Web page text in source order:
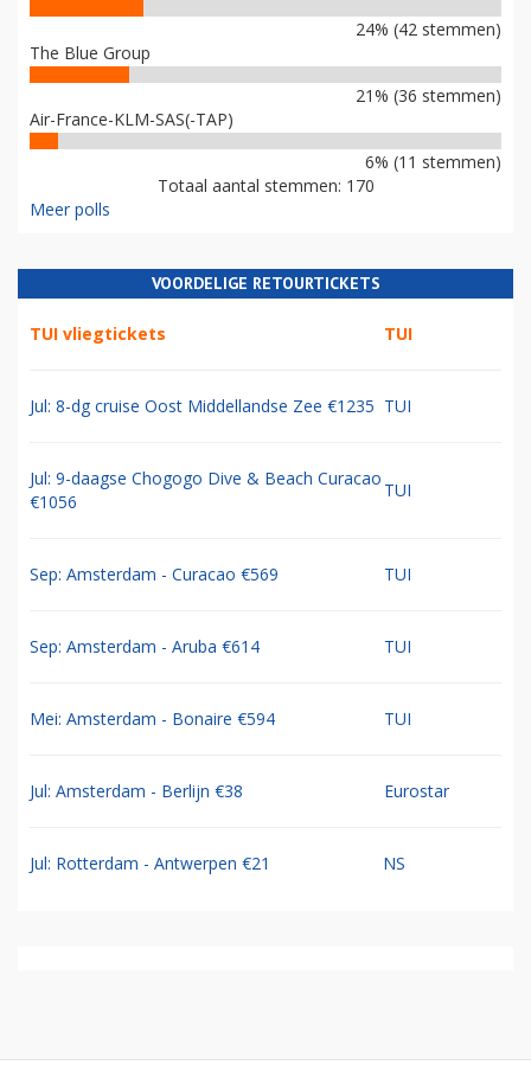
24% (42 stemmen)
The Blue Group
21% (36 stemmen)
Air-France-KLM-SAS(-TAP)
6% (11 stemmen)
Totaal aantal stemmen: 170
Meer polls
VOORDELIGE RETOURTICKETS
TUI vliegtickets TUI
Jul: 8-dg cruise Oost Middellandse Zee €1235 TUI
Jul: 9-daagse Chogogo Dive & Beach Curacao
€1056
TUI
Sep: Amsterdam - Curacao €569 TUI
Sep: Amsterdam - Aruba €614 TUI
Mei: Amsterdam - Bonaire €594 TUI
Jul: Amsterdam - Berlijn €38 Eurostar
Jul: Rotterdam - Antwerpen €21 NS